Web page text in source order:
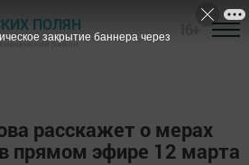
ПОЛЯН
район
расскажет о мерах
прямом эфире 12 марта
закрытие баннера через